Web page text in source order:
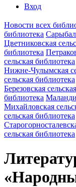
Вход
Новости всех
библиотека
Цветниковская
библиотека
сельская библиотека
Нижне-Чулымская
сельская библиотека
Березовская
библиотека
Михайловская
сельская библиотека
сельская библиотека